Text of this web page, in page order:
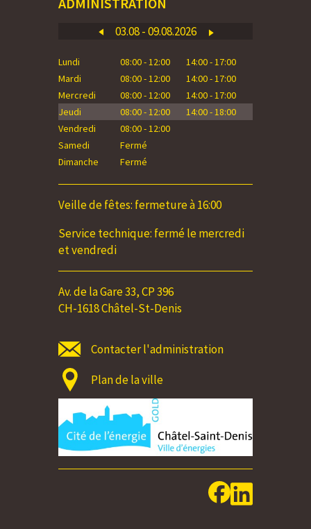
03.08 - 09.08.2026
Lundi 08:00 - 12:00
14:00 - 17:00
Mardi
08:00 - 12:00
14:00 - 17:00
Mercredi
08:00 - 12:00
14:00 - 17:00
Jeudi
08:00 - 12:00
14:00 - 18:00
Vendredi
08:00 - 12:00
Samedi
Fermé
Dimanche
Fermé
Veille de fêtes: fermeture à 16:00
Service technique: fermé le mercredi
et vendredi
Av. de la Gare 33, CP 396
CH-1618 Châtel-St-Denis
Contacter l'administration
Plan de la ville